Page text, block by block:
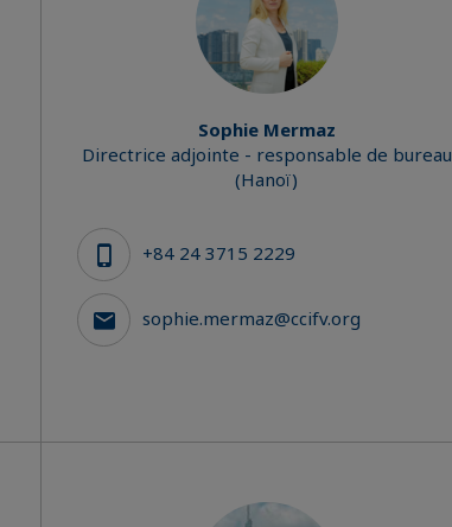
Sophie Mermaz
Directrice adjointe - responsable de bureau
(Hanoï)
+84 24 3715 2229
sophie.mermaz@ccifv.org